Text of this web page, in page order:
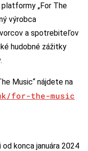
„For The
výrobca
a spotrebiteľov
hudobné zážitky
Music“ nájdete na
for-the-music
konca januára 2024